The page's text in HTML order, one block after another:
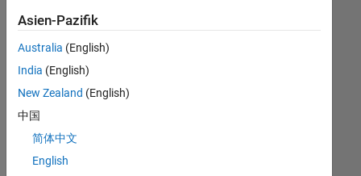
noch
keine
offenen
Stellen
können,
die
Ihren
Asien-Pazifik
Australia (English)
India (English)
New Zealand (English)
中国
简体中文
English